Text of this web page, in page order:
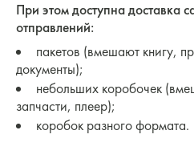
При этом доступна доставка
отправлений:
пакетов (вмешают книгу,
документы);
небольших коробочек
запчасти, плеер);
коробок разного формата.